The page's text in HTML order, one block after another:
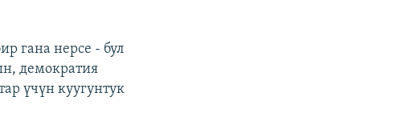
гана нерсе - бул
демократия
үчүн куугунтук